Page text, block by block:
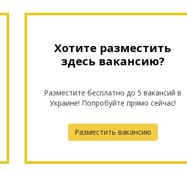
Хотите разместить
здесь вакансию?
Разместите бесплатно до 5 вакансий в
Украине! Попробуйте прямо сейчас!
Разместить вакансию